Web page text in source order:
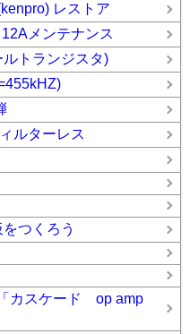
レストア
メンテナンス
トランジスタ)
ルターレス
つくろう
カスケード op amp